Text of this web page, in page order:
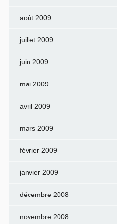
août 2009
juillet 2009
juin 2009
mai 2009
avril 2009
mars 2009
février 2009
janvier 2009
décembre 2008
novembre 2008